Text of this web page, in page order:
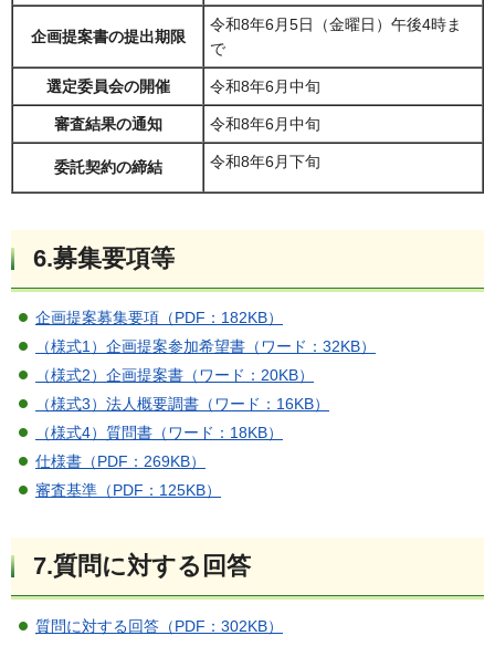
企画提案書の提出期限
令和8年6月5日（金曜日）午後4時ま
で
選定委員会の開催 令和8年6月中旬
審査結果の通知 令和8年6月中旬
委託契約の締結 令和8年6月下旬
6.募集要項等
企画提案募集要項（PDF：182KB）
（様式1）企画提案参加希望書（ワード：32KB）
（様式2）企画提案書（ワード：20KB）
（様式3）法人概要調書（ワード：16KB）
（様式4）質問書（ワード：18KB）
仕様書（PDF：269KB）
審査基準（PDF：125KB）
7.質問に対する回答
質問に対する回答（PDF：302KB）